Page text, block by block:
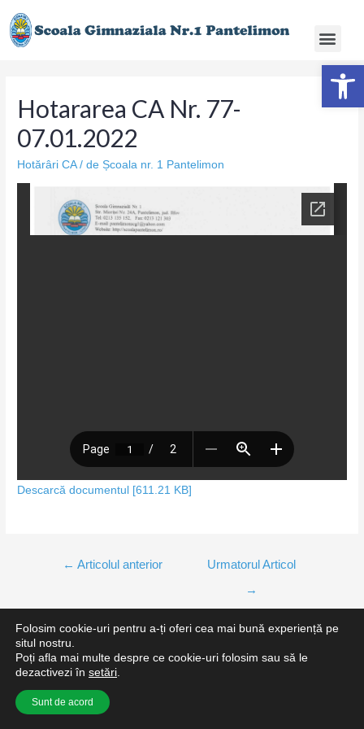
Deschide
Hotararea CA Nr. 77-
07.01.2022
Hotărâri CA/ de Școala nr. 1 Pantelimon
Descarcă documentul [611.21 KB]
← Articolul anterior
Urmatorul Articol
→
Copyright 2021 © Școala Gimnazială Nr.1 Pantelimon. Toate
Folosim cookie-uri pentru a-ți oferi cea mai bună experiență pe
situl nostru.
Poți afla mai multe despre ce cookie-uri folosim sau să le
dezactivezi în setări
Sunt de acord